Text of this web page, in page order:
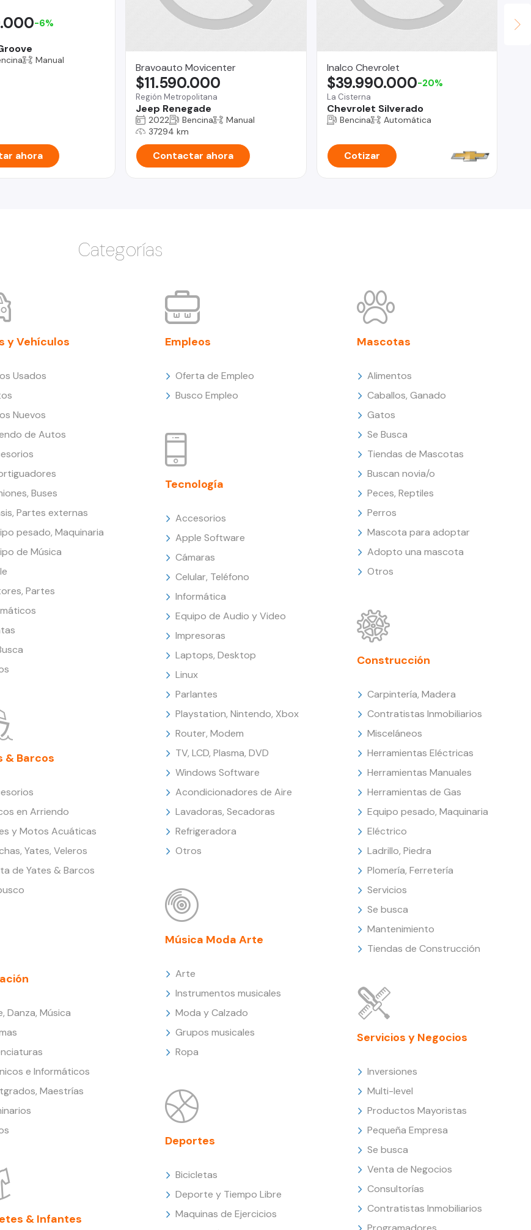
-6%
Manual
ahora
Bravoauto Movicenter
Región Metropolitana
Jeep Renegade
$11.590.000
2022 Bencina
Manual
37294 km
Contactar ahora
Inalco Chevrolet
La Cisterna
Chevrolet Silverado
$39.990.000-20%
Bencina Automática
Cotizar
Categorías
y Vehículos
Usados
Nuevos
de Autos
Buses
Partes externas
pesado, Maquinaria
de Música
Partes
& Barcos
en Arriendo
y Motos Acuáticas
Yates, Veleros
de Yates & Barcos
Danza, Música
e Informáticos
Maestrías
& Infantes
Empleos
Oferta de Empleo
Busco Empleo
Tecnología
Accesorios
Apple Software
Cámaras
Celular, Teléfono
Informática
Equipo de Audio y Video
Impresoras
Laptops, Desktop
Linux
Parlantes
Playstation, Nintendo, Xbox
Router, Modem
TV, LCD, Plasma, DVD
Windows Software
Acondicionadores de Aire
Lavadoras, Secadoras
Refrigeradora
Otros
Música Moda Arte
Arte
Instrumentos musicales
Moda y Calzado
Grupos musicales
Ropa
Deportes
Bicicletas
Deporte y Tiempo Libre
Maquinas de Ejercicios
Mascotas
Alimentos
Caballos, Ganado
Gatos
Se Busca
Tiendas de Mascotas
Buscan novia/o
Peces, Reptiles
Perros
Mascota para adoptar
Adopto una mascota
Otros
Construcción
Carpintería, Madera
Contratistas Inmobiliarios
Misceláneos
Herramientas Eléctricas
Herramientas Manuales
Herramientas de Gas
Equipo pesado, Maquinaria
Eléctrico
Ladrillo, Piedra
Plomería, Ferretería
Servicios
Se busca
Mantenimiento
Tiendas de Construcción
Servicios y Negocios
Inversiones
Multi-level
Productos Mayoristas
Pequeña Empresa
Se busca
Venta de Negocios
Consultorías
Contratistas Inmobiliarios